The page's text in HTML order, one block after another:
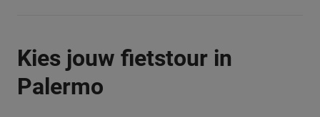
Kies jouw fietstour in
Palermo